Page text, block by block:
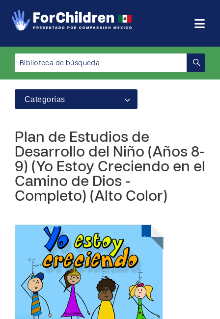
Categorías
Plan de Estudios de
Desarrollo del Niño (Años 8-
9) (Yo Estoy Creciendo en el
Camino de Dios -
Completo) (Alto Color)